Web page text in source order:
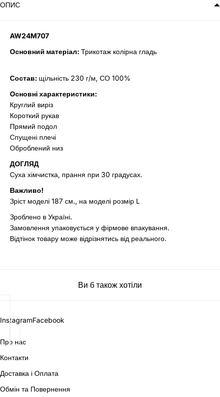
ОПИС
AW24M707
Основний матеріал: Трикотаж колірна гладь
Состав: щільність 230 г/м, СО 100%
Основні характеристики:
Круглий виріз
Короткий рукав
Прямий подол
Спущені плечі
Оброблений низ
ДОГЛЯД
Суха хімчистка, прання при 30 градусах.
Важливо!
Зріст моделі 187 см., на моделі розмір L
Зроблено в Україні.
Замовлення упаковується у фірмове впакування.
Відтінок товару може відрізнятись від реального.
Ви б також хотіли
InstagramFacebook
Про нас
Контакти
Доставка і Оплата
Обмін та Повернення